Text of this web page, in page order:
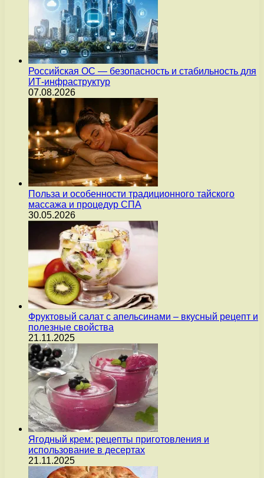
Российская ОС — безопасность и стабильность для
ИТ-инфраструктур
07.08.2026
Польза и особенности традиционного тайского
массажа и процедур СПА
30.05.2026
Фруктовый салат с апельсинами – вкусный рецепт и
полезные свойства
21.11.2025
Ягодный крем: рецепты приготовления и
использование в десертах
21.11.2025